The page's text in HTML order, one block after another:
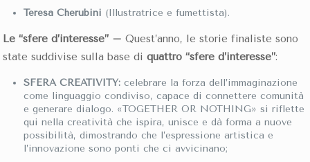
Teresa Cherubini (Illustratrice e fumettista).
Le “sfere d’interesse” –Quest’anno, le storie finaliste sono
state suddivise sulla base di quattro “sfere d’interesse”:
SFERA CREATIVITY: celebrare la forza dell’immaginazione
come linguaggio condiviso, capace di connettere comunità
e generare dialogo. «TOGETHER OR NOTHING» si riflette
qui nella creatività che ispira, unisce e dà forma a nuove
possibilità, dimostrando che l’espressione artistica e
l’innovazione sono ponti che ci avvicinano;